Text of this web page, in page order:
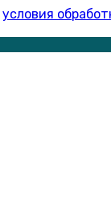
условия